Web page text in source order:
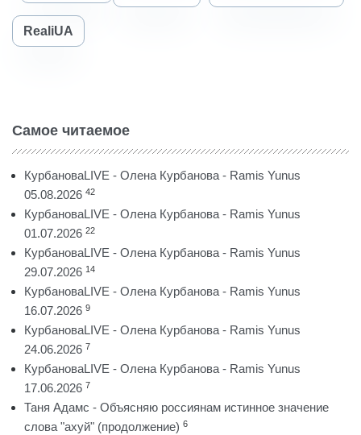
RealiUA
Самое читаемое
КурбановаLIVE - Олена Курбанова - Ramis Yunus
05.08.2026 42
КурбановаLIVE - Олена Курбанова - Ramis Yunus
01.07.2026 22
КурбановаLIVE - Олена Курбанова - Ramis Yunus
29.07.2026 14
КурбановаLIVE - Олена Курбанова - Ramis Yunus
16.07.2026 9
КурбановаLIVE - Олена Курбанова - Ramis Yunus
24.06.2026 7
КурбановаLIVE - Олена Курбанова - Ramis Yunus
17.06.2026 7
Таня Адамс - Объясняю россиянам истинное значение
слова "ахуй" (продолжение) 6